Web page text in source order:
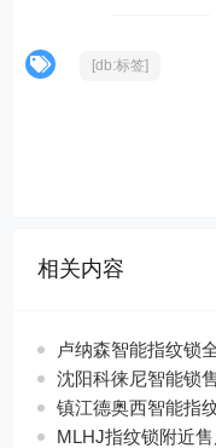
[db:标签]
相关内容
卢纳森智能指纹锁
沈阳科徕尼智能锁
镇江德奥西智能指
MLHJ指纹锁附近